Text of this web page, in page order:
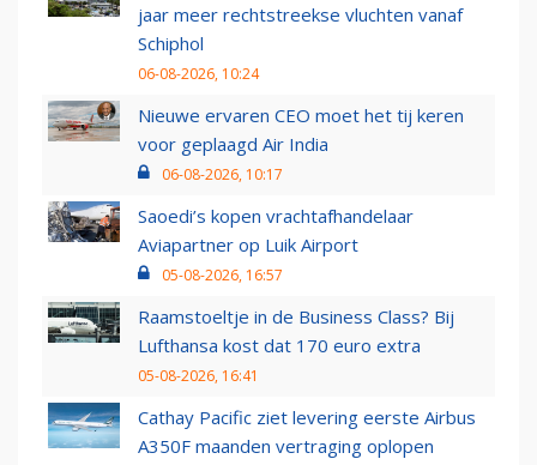
jaar meer rechtstreekse vluchten vanaf
Schiphol
06-08-2026, 10:24
Nieuwe ervaren CEO moet het tij keren
voor geplaagd Air India
06-08-2026, 10:17
Saoedi’s kopen vrachtafhandelaar
Aviapartner op Luik Airport
05-08-2026, 16:57
Raamstoeltje in de Business Class? Bij
Lufthansa kost dat 170 euro extra
05-08-2026, 16:41
Cathay Pacific ziet levering eerste Airbus
A350F maanden vertraging oplopen